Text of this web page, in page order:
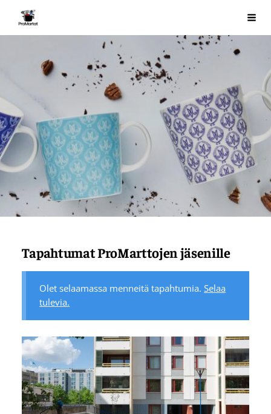
Siirry
sivun
ProMartat ry
Tapahtumat ProMarttojen jäsenille
Olet selaamassa menneitä tapahtumia.Selaa
tulevia.